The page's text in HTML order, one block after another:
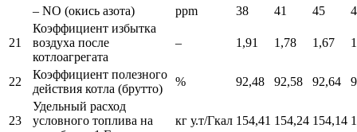
– NO (окись азота)
ppm 38 41 45
21
Коэффициент избытка
воздуха после
котлоагрегата
– 1,91 1,78 1,67
22
Коэффициент полезного
действия котла (брутто)
% 92,48 92,58 92,64
23
Удельный расход
условного топлива на
кг у.т/Гкал 154,41 154,24 154,14